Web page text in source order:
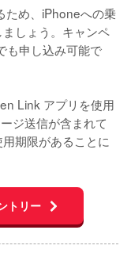
ため、iPhoneへの乗
しょう。キャンペ
も申し込み可能で
Link アプリを使用
ジ送信が含まれて
期限があることに
トリー